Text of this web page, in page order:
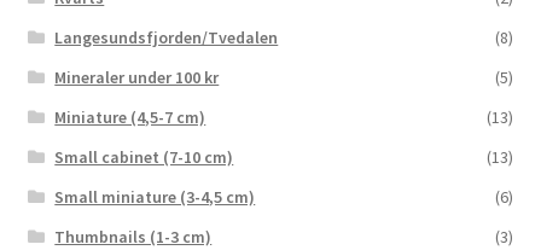
Langesundsfjorden/Tvedalen
(8)
Mineraler under 100 kr
(5)
Miniature (4,5-7 cm)
(13)
Small cabinet (7-10 cm)
(13)
Small miniature (3-4,5 cm)
(6)
Thumbnails (1-3 cm)
(3)